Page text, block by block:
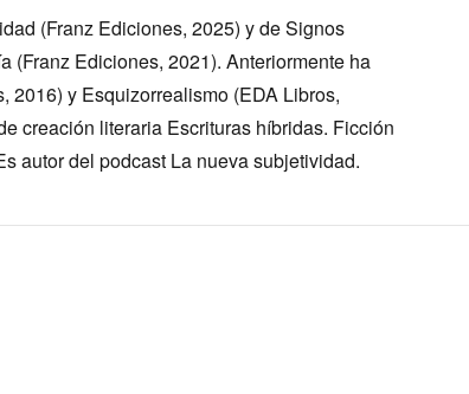
(Franz Ediciones, 2025) y de Signos
(Franz Ediciones, 2021). Anteriormente ha
2016) y Esquizorrealismo (EDA Libros,
creación literaria Escrituras híbridas. Ficción
autor del podcast La nueva subjetividad.